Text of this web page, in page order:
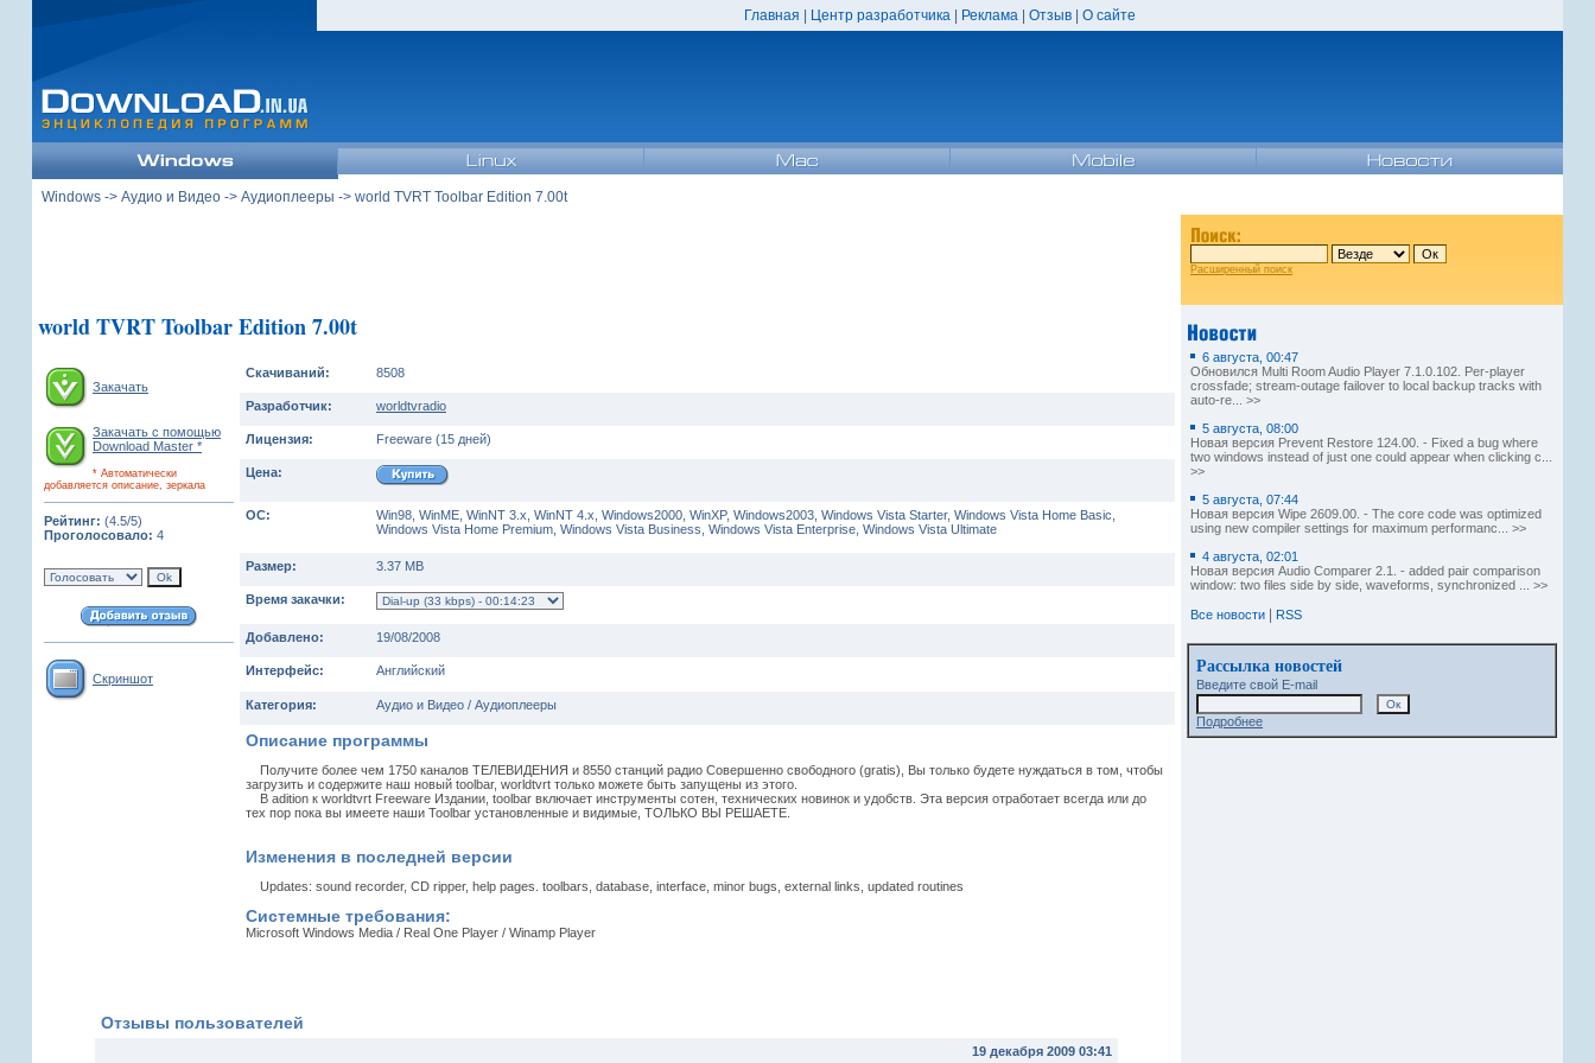
Главная Центр разработчика| Реклама| Отзыв| О сайте
Windows -> Аудио и Видео -> Аудиоплееры -> world TVRT Toolbar Edition 7.00t
Расширенный поиск
world TVRT Toolbar Edition 7.00t
Закачать
Закачать с помощью
Download Master *
* Автоматически
добавляется описание, зеркала
Рейтинг: (4.5/5)
Проголосовало: 4
Скриншот
Скачиваний: 8508
Разработчик: worldtvradio
Лицензия: Freeware (15 дней)
Цена:
ОС:
Win98, WinME, WinNT 3.x, WinNT 4.x, Windows2000, WinXP, Windows2003, Windows Vista Starter, Windows Vista Home Basic,
Windows Vista Home Premium, Windows Vista Business, Windows Vista Enterprise, Windows Vista Ultimate
Размер: 3.37 MB
Время закачки:
Добавлено: 19/08/2008
Интерфейс: Английский
Категория: Аудио и Видео / Аудиоплееры
Описание программы
Получите более чем 1750 каналов ТЕЛЕВИДЕНИЯ и 8550 станций радио Совершенно свободного (gratis), Вы только будете нуждаться в том, чтобы
загрузить и содержите наш новый toolbar, worldtvrt только можете быть запущены из этого.
В adition к worldtvrt Freeware Издании, toolbar включает инструменты сотен, технических новинок и удобств. Эта версия отработает всегда или до
тех пор пока вы имеете наши Toolbar установленные и видимые, ТОЛЬКО ВЫ РЕШАЕТЕ.
Изменения в последней версии
Updates: sound recorder, CD ripper, help pages. toolbars, database, interface, minor bugs, external links, updated routines
Системные требования:
Microsoft Windows Media / Real One Player / Winamp Player
Отзывы пользователей
19 декабря 2009 03:41
6 августа, 00:47
Обновился Multi Room Audio Player 7.1.0.102. Per-player
crossfade; stream-outage failover to local backup tracks with
auto-re... >>
5 августа, 08:00
Новая версия Prevent Restore 124.00. - Fixed a bug where
two windows instead of just one could appear when clicking c...
>>
5 августа, 07:44
Новая версия Wipe 2609.00. - The core code was optimized
using new compiler settings for maximum performanc... >>
4 августа, 02:01
Новая версия Audio Comparer 2.1. - added pair comparison
window: two files side by side, waveforms, synchronized ... >>
Все новости RSS
Рассылка новостей
Введите свой E-mail
Подробнее